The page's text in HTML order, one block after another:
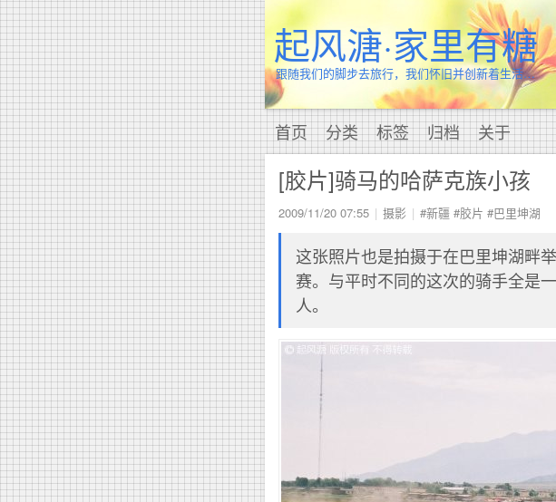
起风溏·家里有糖
跟随我们的脚步去旅行，我们怀旧并创新着生活…
首页 分类 标签 归档 关于
[胶片]骑马的哈萨克族小孩
2009/11/20 07:55 摄影 #新疆 #胶片 #巴里坤湖
这张照片也是拍摄于在巴里坤湖畔
赛。与平时不同的这次的骑手全是
人。